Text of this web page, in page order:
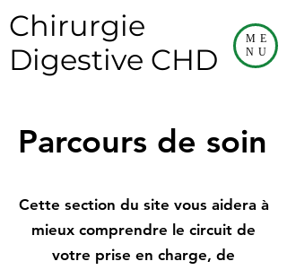
ME
NU
Chirurgie
Digestive CHD
Parcours de soin
Cette section du site vous aidera à
mieux comprendre le circuit de
votre prise en charge, de